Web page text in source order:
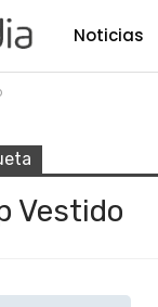
Noticias
Vestido